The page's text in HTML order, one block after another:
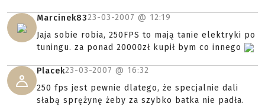
Marcinek8323-03-2007 @ 12:19
Jaja sobie robia, 250FPS to mają tanie elektryki po
tuningu. za ponad 20000zł kupił bym co innego
Placek23-03-2007 @ 16:32
250 fps jest pewnie dlatego, że specjalnie dali
słabą sprężynę żeby za szybko batka nie padła.